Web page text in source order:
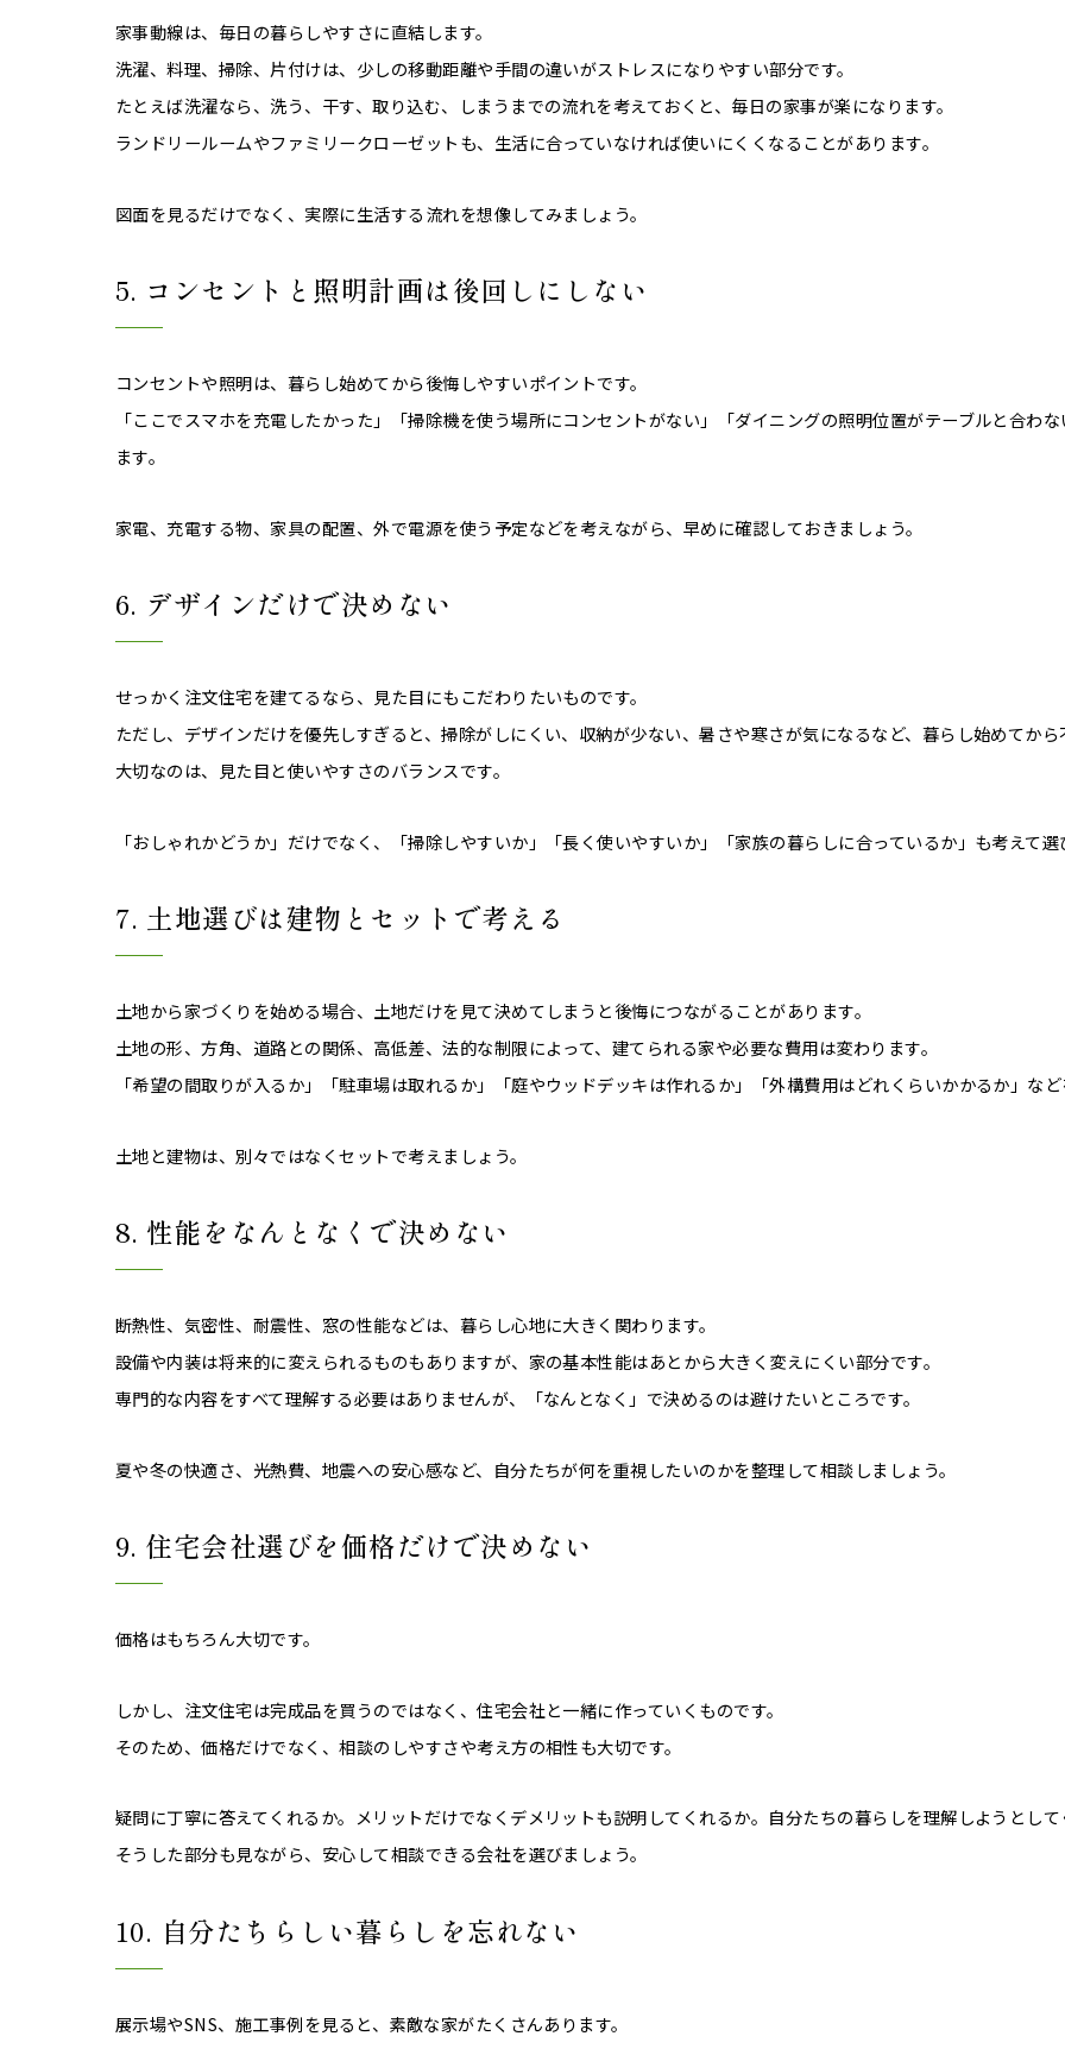
家事動線は、毎日の暮らしやすさに直結します。
洗濯、料理、掃除、片付けは、少しの移動距離や手間の違いがストレスになりやすい部分です。
たとえば洗濯なら、洗う、干す、取り込む、しまうまでの流れを考えておくと、毎日の家事が楽になります。
ランドリールームやファミリークローゼットも、生活に合っていなければ使いにくくなることがあります。
図面を見るだけでなく、実際に生活する流れを想像してみましょう。
5. コンセントと照明計画は後回しにしない
コンセントや照明は、暮らし始めてから後悔しやすいポイントです。
「ここでスマホを充電したかった」「掃除機を使う場所にコンセントがない」「ダイニングの照明位置がテーブルと合わ
ます。
家電、充電する物、家具の配置、外で電源を使う予定などを考えながら、早めに確認しておきましょう。
6. デザインだけで決めない
せっかく注文住宅を建てるなら、見た目にもこだわりたいものです。
ただし、デザインだけを優先しすぎると、掃除がしにくい、収納が少ない、暑さや寒さが気になるなど、暮らし始めてから
大切なのは、見た目と使いやすさのバランスです。
「おしゃれかどうか」だけでなく、「掃除しやすいか」「長く使いやすいか」「家族の暮らしに合っているか」も考えて選
7. 土地選びは建物とセットで考える
土地から家づくりを始める場合、土地だけを見て決めてしまうと後悔につながることがあります。
土地の形、方角、道路との関係、高低差、法的な制限によって、建てられる家や必要な費用は変わります。
「希望の間取りが入るか」「駐車場は取れるか」「庭やウッドデッキは作れるか」「外構費用はどれくらいかかるか」な
土地と建物は、別々ではなくセットで考えましょう。
8. 性能をなんとなくで決めない
断熱性、気密性、耐震性、窓の性能などは、暮らし心地に大きく関わります。
設備や内装は将来的に変えられるものもありますが、家の基本性能はあとから大きく変えにくい部分です。
専門的な内容をすべて理解する必要はありませんが、「なんとなく」で決めるのは避けたいところです。
夏や冬の快適さ、光熱費、地震への安心感など、自分たちが何を重視したいのかを整理して相談しましょう。
9. 住宅会社選びを価格だけで決めない
価格はもちろん大切です。
しかし、注文住宅は完成品を買うのではなく、住宅会社と一緒に作っていくものです。
そのため、価格だけでなく、相談のしやすさや考え方の相性も大切です。
疑問に丁寧に答えてくれるか。メリットだけでなくデメリットも説明してくれるか。自分たちの暮らしを理解しようとして
そうした部分も見ながら、安心して相談できる会社を選びましょう。
10. 自分たちらしい暮らしを忘れない
展示場やSNS、施工事例を見ると、素敵な家がたくさんあります。